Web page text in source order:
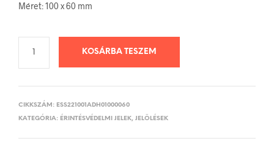
Méret: 100 x 60 mm
KOSÁRBA TESZEM
CIKKSZÁM: ESS221001ADH01000060
KATEGÓRIA: ÉRINTÉSVÉDELMI JELEK, JELÖLÉSEK